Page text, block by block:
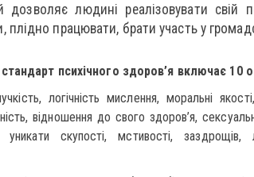
дозволяє людині реалізовувати свій
плідно працювати, брати участь у
психічного здоров’я включає 10
логічність мислення, моральні
відношення до свого здоров’я,
скупості, мстивості, заздрощів,